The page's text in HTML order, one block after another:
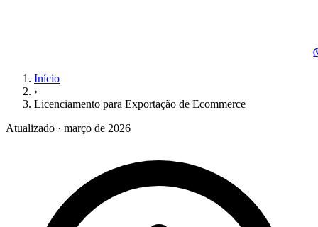
Início
›
Licenciamento para Exportação de Ecommerce
Atualizado · março de 2026